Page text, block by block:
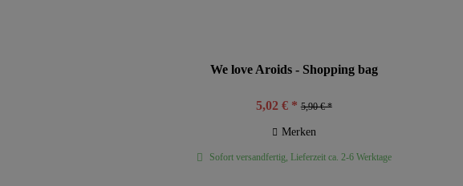
We love Aroids - Shopping bag
5,02 € * 5,90 € *
Merken
Sofort versandfertig, Lieferzeit ca. 2-6 Werktage